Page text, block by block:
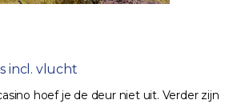
incl. vlucht
hoef je de deur niet uit. Verder zijn